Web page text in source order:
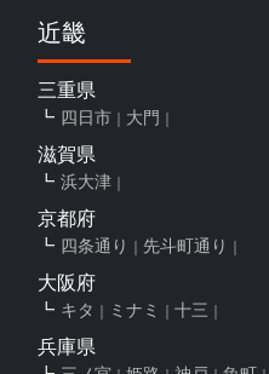
近畿
三重県
四日市 大門
滋賀県
浜大津
京都府
四条通り 先斗町通り
大阪府
キタ ミナミ 十三
兵庫県